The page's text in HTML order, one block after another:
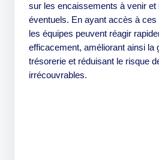
sur les encaissements à venir et
éventuels. En ayant accès à ces
les équipes peuvent réagir
efficacement, améliorant ainsi la
trésorerie et réduisant le risque
irrécouvrables.